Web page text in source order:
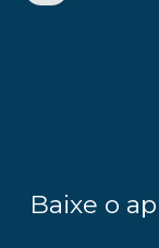
Baixe o